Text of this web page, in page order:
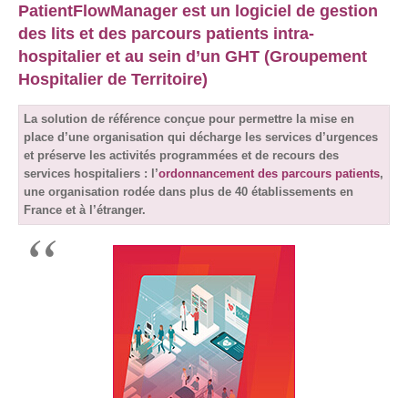
PatientFlowManager est un logiciel de gestion
des lits et des parcours patients intra-
hospitalier et au sein d’un GHT (Groupement
Hospitalier de Territoire)
La solution de référence conçue pour permettre la mise en
place d’une organisation qui décharge les services d’urgences
et préserve les activités programmées et de recours des
services hospitaliers : l’ordonnancement des parcours patients,
une organisation rodée dans plus de 40 établissements en
France et à l’étranger.